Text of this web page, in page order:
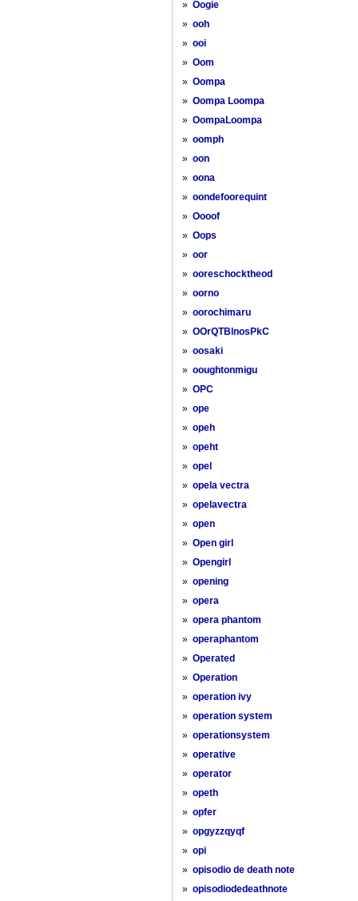
» Oogie
» ooh
» ooi
» Oom
» Oompa
» Oompa Loompa
» OompaLoompa
» oomph
» oon
» oona
» oondefoorequint
» Oooof
» Oops
» oor
» ooreschocktheod
» oorno
» oorochimaru
» OOrQTBlnosPkC
» oosaki
» ooughtonmigu
» OPC
» ope
» opeh
» opeht
» opel
» opela vectra
» opelavectra
» open
» Open girl
» Opengirl
» opening
» opera
» opera phantom
» operaphantom
» Operated
» Operation
» operation ivy
» operation system
» operationsystem
» operative
» operator
» opeth
» opfer
» opgyzzqyqf
» opi
» opisodio de death note
» opisodiodedeathnote